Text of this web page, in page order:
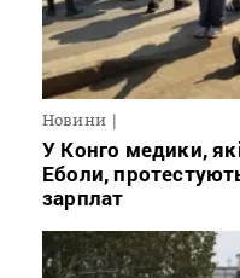
Новини
У Конго медики,
Еболи,
зарплат